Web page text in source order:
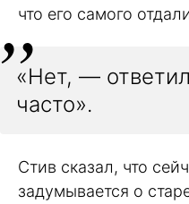
что его самого
«Нет, —
часто».
Стив сказал, что
задумывается о